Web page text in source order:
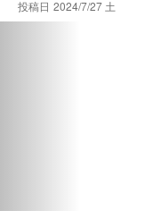
投稿日 2024/7/27 土